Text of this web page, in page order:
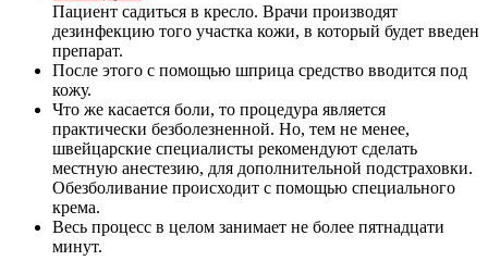
Пациент садиться в кресло. Врачи производят
дезинфекцию того участка кожи, в который будет введен
препарат.
После этого с помощью шприца средство вводится под
кожу.
Что же касается боли, то процедура является
практически безболезненной. Но, тем не менее,
швейцарские специалисты рекомендуют сделать
местную анестезию, для дополнительной подстраховки.
Обезболивание происходит с помощью специального
крема.
Весь процесс в целом занимает не более пятнадцати
минут.